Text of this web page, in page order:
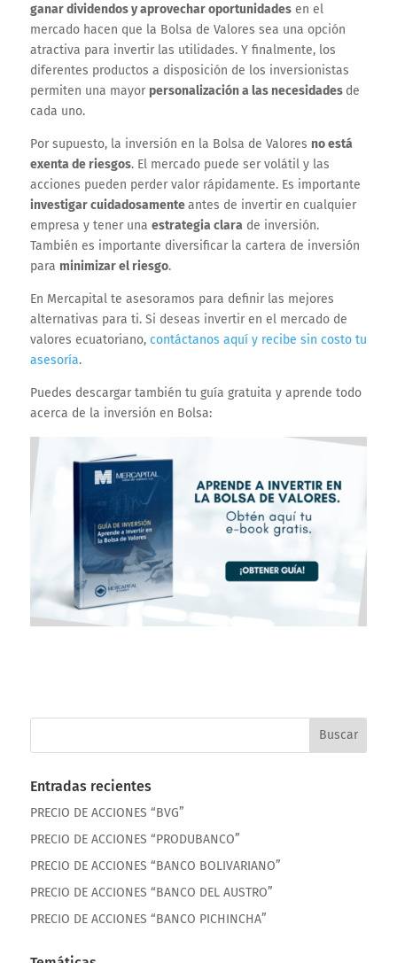
ganar dividendos y aprovechar oportunidadesen el
mercado hacen que la Bolsa de Valores sea una opción
atractiva para invertir las utilidades. Y finalmente, los
diferentes productos a disposición de los inversionistas
permiten una mayor personalización a las necesidades de
cada uno.
Por supuesto, la inversión en la Bolsa de Valores no está
exenta de riesgos. El mercado puede ser volátil y las
acciones pueden perder valor rápidamente. Es importante
investigar cuidadosamenteantes de invertir en cualquier
empresa y tener una estrategia clara de inversión.
También es importante diversificar la cartera de inversión
para minimizar el riesgo.
En Mercapital te asesoramos para definir las mejores
alternativas para ti. Si deseas invertir en el mercado de
valores ecuatoriano, contáctanos aquí y recibe sin costo tu
asesoría.
Puedes descargar también tu guía gratuita y aprende todo
acerca de la inversión en Bolsa:
Entradas recientes
PRECIO DE ACCIONES “BVG”
PRECIO DE ACCIONES “PRODUBANCO”
PRECIO DE ACCIONES “BANCO BOLIVARIANO”
PRECIO DE ACCIONES “BANCO DEL AUSTRO”
PRECIO DE ACCIONES “BANCO PICHINCHA”